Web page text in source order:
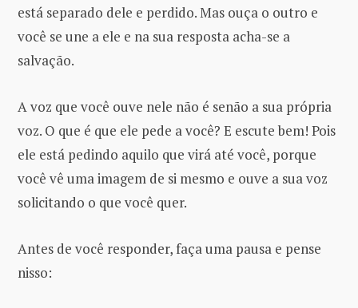
está separado dele e perdido. Mas ouça o outro e
você se une a ele e na sua resposta acha-se a
salvação.
A voz que você ouve nele não é senão a sua própria
voz. O que é que ele pede a você? E escute bem! Pois
ele está pedindo aquilo que virá até você, porque
você vê uma imagem de si mesmo e ouve a sua voz
solicitando o que você quer.
Antes de você responder, faça uma pausa e pense
nisso: